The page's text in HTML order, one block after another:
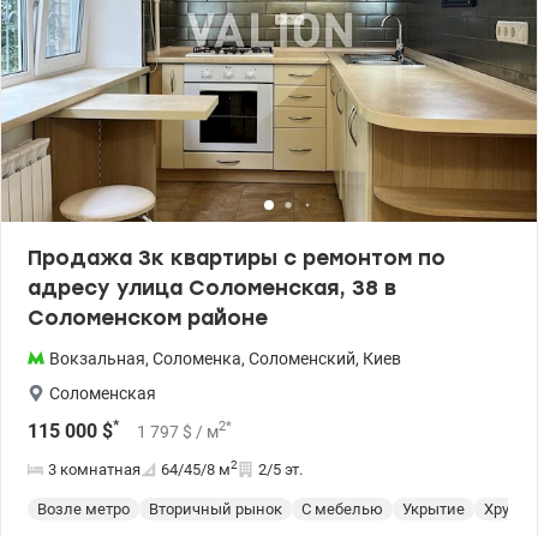
Санузел смежный. Качественный ремонт, отделка натуральное
дерево. Закрытая территория, подземный паркинг, укрытие . 4
лифта. С генераторами . Рядом парки, супермаркеты, школы,
детские сады, рестораны, фитнес-клубы и Соломенский рынок.
До центра города всего 15 минут, метро Вокзальная и
Олимпийская – в удобной транспортной доступности. Комфорт,
безопасность и отличная локация. Без комиссии для
покупателя. Цена 190 000 у.е. 0930041992 Виктория
valion.ua/1154294
Продажа 3к квартиры с ремонтом по
адресу улица Соломенская, 38 в
Соломенском районе
Вокзальная, Соломенка, Соломенский, Киев
Соломенская
115 000 $* 1 797 $ / м2*
3 комнатная 64/45/8 м2 2/5 эт.
Возле метро Вторичный рынок С мебелью Укрытие